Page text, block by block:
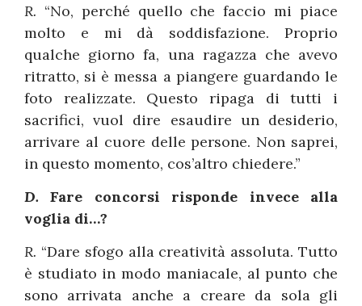
R. “No, perché quello che faccio mi piace
molto e mi dà soddisfazione. Proprio
qualche giorno fa, una ragazza che avevo
ritratto, si è messa a piangere guardando le
foto realizzate. Questo ripaga di tutti i
sacrifici, vuol dire esaudire un desiderio,
arrivare al cuore delle persone. Non saprei,
in questo momento, cos’altro chiedere.”
D.Fare concorsi risponde invece alla
voglia di…?
R. “Dare sfogo alla creatività assoluta. Tutto
è studiato in modo maniacale, al punto che
sono arrivata anche a creare da sola gli